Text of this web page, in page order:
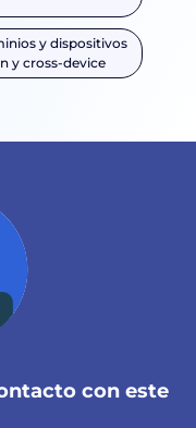
y dispositivos
y cross-device
con este